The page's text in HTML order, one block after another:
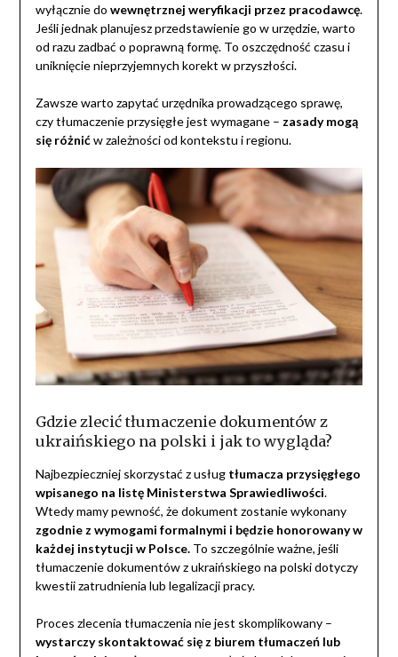
wyłącznie do wewnętrznej weryfikacji przez pracodawcę.
Jeśli jednak planujesz przedstawienie go w urzędzie, warto
od razu zadbać o poprawną formę. To oszczędność czasu i
uniknięcie nieprzyjemnych korekt w przyszłości.
Zawsze warto zapytać urzędnika prowadzącego sprawę,
czy tłumaczenie przysięgłe jest wymagane – zasady mogą
się różnićw zależności od kontekstu i regionu.
Gdzie zlecić tłumaczenie dokumentów z
ukraińskiego na polski i jak to wygląda?
Najbezpieczniej skorzystać z usług tłumacza przysięgłego
wpisanego na listę Ministerstwa Sprawiedliwości.
Wtedy mamy pewność, że dokument zostanie wykonany
zgodnie z wymogami formalnymi i będzie honorowany w
każdej instytucji w Polsce.To szczególnie ważne, jeśli
tłumaczenie dokumentów z ukraińskiego na polski dotyczy
kwestii zatrudnienia lub legalizacji pracy.
Proces zlecenia tłumaczenia nie jest skomplikowany –
wystarczy skontaktować się z biurem tłumaczeń lub